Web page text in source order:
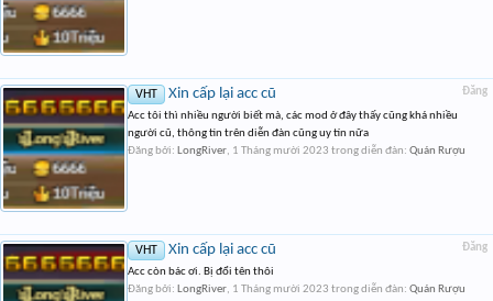
Đăng
VHT Xin cấp lại acc cũ
Acc tôi thì nhiều người biết mà, các mod ở đây thấy cũng khá nhiều
người cũ, thông tin trên diễn đàn cũng uy tín nữa
Đăng bởi: LongRiver, 1 Tháng mười 2023 trong diễn đàn: Quán Rượu
Đăng
VHT Xin cấp lại acc cũ
Acc còn bác ơi. Bị đổi tên thôi
Đăng bởi: LongRiver, 1 Tháng mười 2023 trong diễn đàn: Quán Rượu